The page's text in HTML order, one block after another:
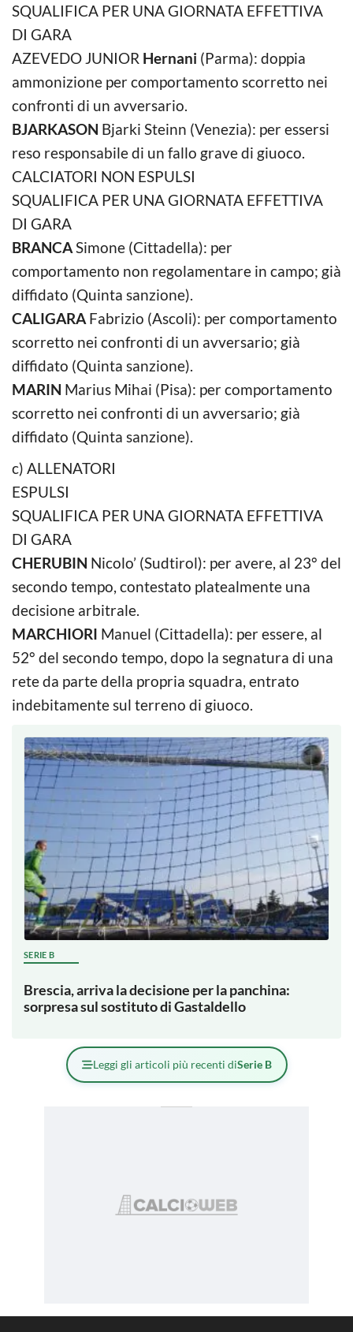
SQUALIFICA PER UNA GIORNATA EFFETTIVA
DI GARA
AZEVEDO JUNIOR Hernani (Parma): doppia
ammonizione per comportamento scorretto nei
confronti di un avversario.
BJARKASON Bjarki Steinn (Venezia): per essersi
reso responsabile di un fallo grave di giuoco.
CALCIATORI NON ESPULSI
SQUALIFICA PER UNA GIORNATA EFFETTIVA
DI GARA
BRANCASimone (Cittadella): per
comportamento non regolamentare in campo; già
diffidato (Quinta sanzione).
CALIGARA Fabrizio (Ascoli): per comportamento
scorretto nei confronti di un avversario; già
diffidato (Quinta sanzione).
MARIN Marius Mihai (Pisa): per comportamento
scorretto nei confronti di un avversario; già
diffidato (Quinta sanzione).
c) ALLENATORI
ESPULSI
SQUALIFICA PER UNA GIORNATA EFFETTIVA
DI GARA
CHERUBIN Nicolo’ (Sudtirol): per avere, al 23° del
secondo tempo, contestato platealmente una
decisione arbitrale.
MARCHIORI Manuel (Cittadella): per essere, al
52° del secondo tempo, dopo la segnatura di una
rete da parte della propria squadra, entrato
indebitamente sul terreno di giuoco.
SERIE B
Brescia, arriva la decisione per la panchina:
sorpresa sul sostituto di Gastaldello
Leggi gli articoli più recenti diSerie B